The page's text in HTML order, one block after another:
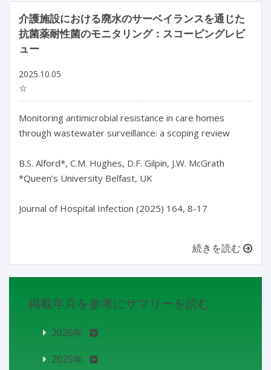
介護施設における廃水のサーベイランスを通じた
抗菌薬耐性菌のモニタリング：スコーピングレビ
ュー
2025.10.05
☆
Monitoring antimicrobial resistance in care homes
through wastewater surveillance: a scoping review
B.S. Alford*, C.M. Hughes, D.F. Gilpin, J.W. McGrath
*Queen’s University Belfast, UK
Journal of Hospital Infection (2025) 164, 8-17
続きを読む
掲載年月を参考にサマリーを読む
2026年
2025年